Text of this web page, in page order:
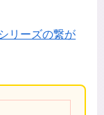
リーズの繋が